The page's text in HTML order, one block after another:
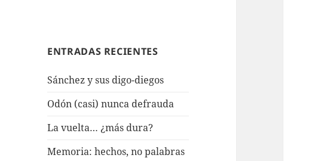
ENTRADAS RECIENTES
Sánchez y sus digo-diegos
Odón (casi) nunca defrauda
La vuelta… ¿más dura?
Memoria: hechos, no palabras